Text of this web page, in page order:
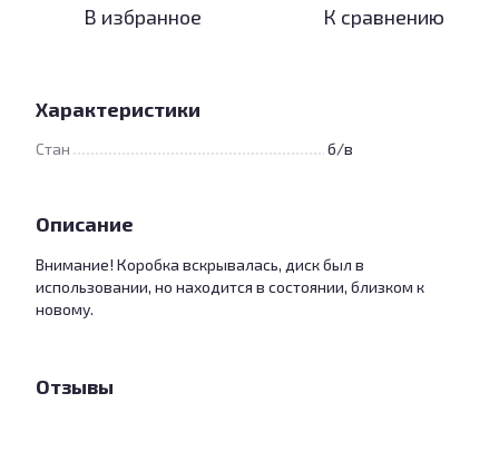
В избранное К сравнению
Характеристики
Стан б/в
Описание
Внимание! Коробка вскрывалась, диск был в
использовании, но находится в состоянии, близком к
новому.
Отзывы